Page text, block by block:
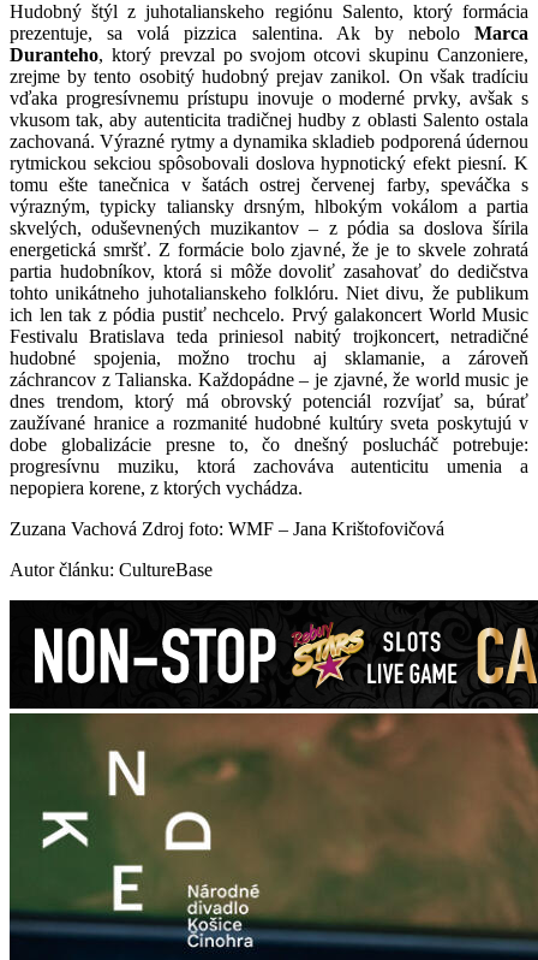
Hudobný štýl z juhotalianskeho regiónu Salento, ktorý formácia
prezentuje, sa volá pizzica salentina. Ak by nebolo Marca
Duranteho, ktorý prevzal po svojom otcovi skupinu Canzoniere,
zrejme by tento osobitý hudobný prejav zanikol. On však tradíciu
vďaka progresívnemu prístupu inovuje o moderné prvky, avšak s
vkusom tak, aby autenticita tradičnej hudby z oblasti Salento ostala
zachovaná. Výrazné rytmy a dynamika skladieb podporená údernou
rytmickou sekciou spôsobovali doslova hypnotický efekt piesní. K
tomu ešte tanečnica v šatách ostrej červenej farby, speváčka s
výrazným, typicky taliansky drsným, hlbokým vokálom a partia
skvelých, oduševnených muzikantov – z pódia sa doslova šírila
energetická smršť. Z formácie bolo zjavné, že je to skvele zohratá
partia hudobníkov, ktorá si môže dovoliť zasahovať do dedičstva
tohto unikátneho juhotalianskeho folklóru. Niet divu, že publikum
ich len tak z pódia pustiť nechcelo. Prvý galakoncert World Music
Festivalu Bratislava teda priniesol nabitý trojkoncert, netradičné
hudobné spojenia, možno trochu aj sklamanie, a zároveň
záchrancov z Talianska. Každopádne – je zjavné, že world music je
dnes trendom, ktorý má obrovský potenciál rozvíjať sa, búrať
zaužívané hranice a rozmanité hudobné kultúry sveta poskytujú v
dobe globalizácie presne to, čo dnešný poslucháč potrebuje:
progresívnu muziku, ktorá zachováva autenticitu umenia a
nepopiera korene, z ktorých vychádza.
Zuzana Vachová Zdroj foto: WMF – Jana Krištofovičová
Autor článku: CultureBase